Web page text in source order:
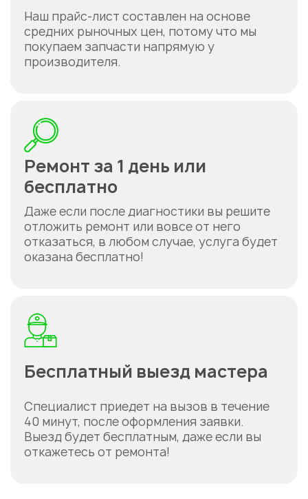
Наш прайс-лист составлен на основе
средних рыночных цен, потому что мы
покупаем запчасти напрямую у
производителя.
Ремонт за 1 день или
бесплатно
Даже если после диагностики вы решите
отложить ремонт или вовсе от него
отказаться, в любом случае, услуга будет
оказана бесплатно!
Бесплатный выезд мастера
Специалист приедет на вызов в течение
40 минут, после оформления заявки.
Выезд будет бесплатным, даже если вы
откажетесь от ремонта!